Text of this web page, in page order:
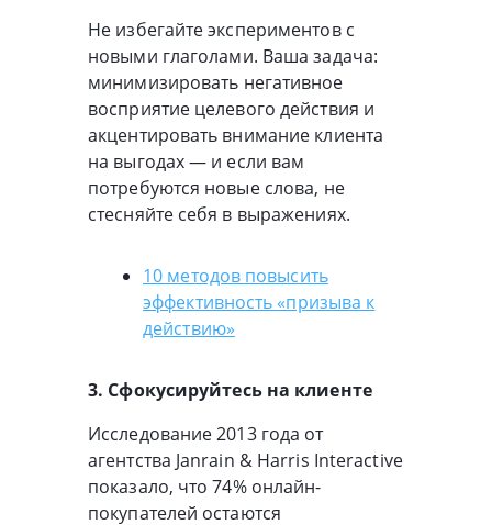
Не избегайте экспериментов с
новыми глаголами. Ваша задача:
минимизировать негативное
восприятие целевого действия и
акцентировать внимание клиента
на выгодах — и если вам
потребуются новые слова, не
стесняйте себя в выражениях.
10 методов повысить
эффективность «призыва к
действию»
3. Сфокусируйтесь на клиенте
Исследование 2013 года от
агентства Janrain & Harris Interactive
показало, что 74% онлайн-
покупателей остаются